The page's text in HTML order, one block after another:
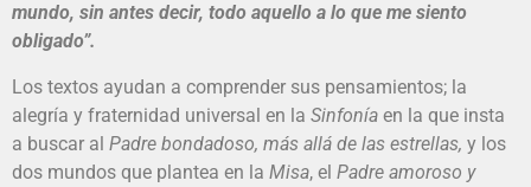
mundo, sin antes decir, todo aquello a lo que me siento
obligado”.
Los textos ayudan a comprender sus pensamientos; la
alegría y fraternidad universal en la Sinfonía en la que insta
a buscar al Padre bondadoso, más allá de las estrellas, y los
dos mundos que plantea en la Misa, el Padre amoroso y